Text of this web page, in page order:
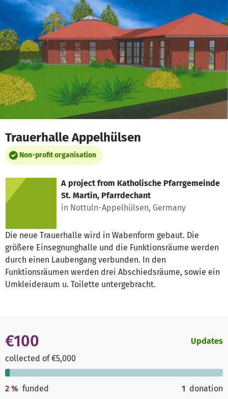
Skip to main content
Show accessibility statement
Trauerhalle Appelhülsen
Non-profit organisation
A project from Katholische Pfarrgemeinde
St. Martin, Pfarrdechant
in Nottuln-Appelhülsen, Germany
Die neue Trauerhalle wird in Wabenform gebaut. Die
größere Einsegnunghalle und die Funktionsräume werden
durch einen Laubengang verbunden. In den
Funktionsräumen werden drei Abschiedsräume, sowie ein
Umkleideraum u. Toilette untergebracht.
€100
collected of €5,000
Updates
2 % funded 1 donation